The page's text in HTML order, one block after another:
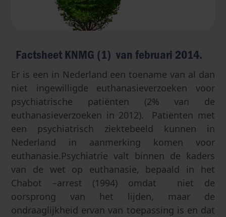
Factsheet KNMG (1) van februari 2014.
Er is een in Nederland een toename van al dan
niet ingewilligde euthanasieverzoeken voor
psychiatrische patiënten (2% van de
euthanasieverzoeken in 2012). Patiënten met
een psychiatrisch ziektebeeld kunnen in
Nederland in aanmerking komen voor
euthanasie.Psychiatrie valt binnen de kaders
van de wet op euthanasie, bepaald in het
Chabot –arrest (1994) omdat niet de
oorsprong van het lijden, maar de
ondraaglijkheid ervan van toepassing is en dat